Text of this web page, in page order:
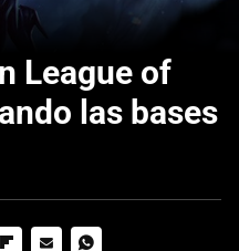
League of
las bases